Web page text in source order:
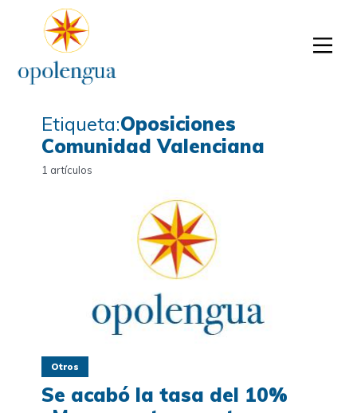
Etiqueta:Oposiciones
Comunidad Valenciana
1 artículos
Otros
Se acabó la tasa del 10%